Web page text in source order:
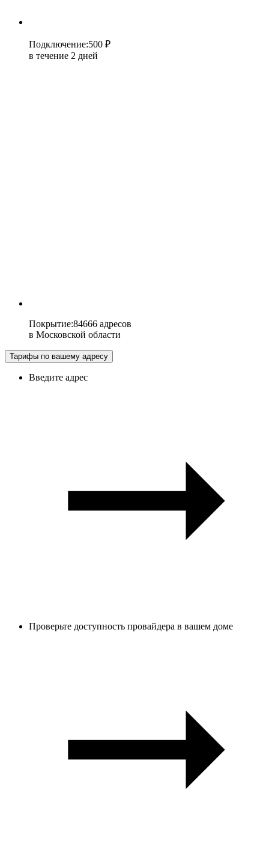
Подключение:500 ₽
в течение 2 дней
Покрытие:84666 адресов
в Московской области
Тарифы по вашему адресу
Введите адрес
Проверьте доступность провайдера в вашем доме